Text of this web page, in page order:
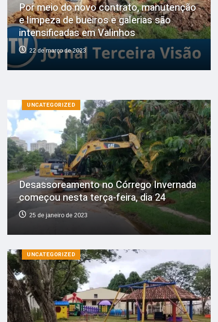
Por meio do novo contrato, manutenção
e limpeza de bueiros e galerias são
intensificadas em Valinhos
22 de março de 2023
UNCATEGORIZED
Desassoreamento no Córrego Invernada
começou nesta terça-feira, dia 24
25 de janeiro de 2023
UNCATEGORIZED